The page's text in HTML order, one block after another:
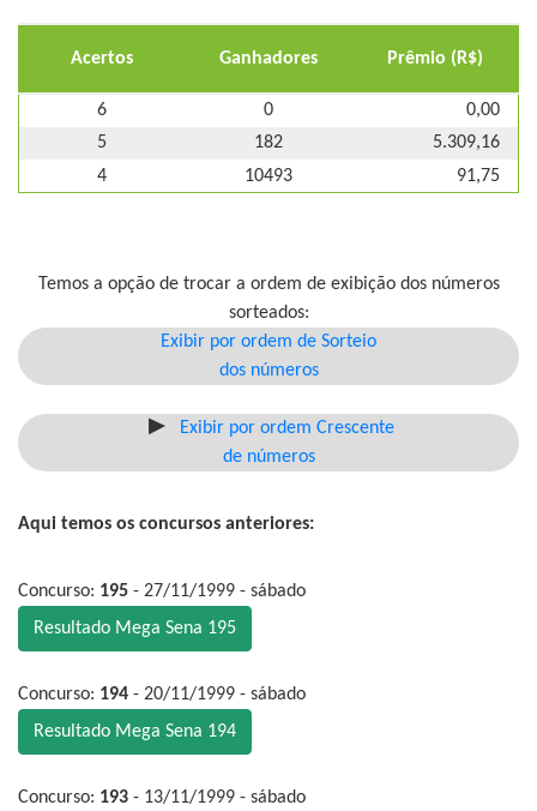
Acertos Ganhadores Prêmio (R$)
6 0
0,00
5
182
5.309,16
4
10493 91,75
Temos a opção de trocar a ordem de exibição dos números
sorteados:
Exibir por ordem de Sorteio
dos números
Exibir por ordem Crescente
de números
Aqui temos os concursos anteriores:
Concurso: 195 - 27/11/1999 - sábado
Resultado Mega Sena 195
Concurso: 194 - 20/11/1999 - sábado
Resultado Mega Sena 194
Concurso: 193 - 13/11/1999 - sábado